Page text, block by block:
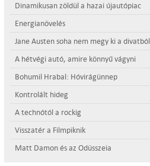
Dinamikusan zöldül a hazai újautópiac
Energianövelés
Jane Austen soha nem megy ki a divatból
A hétvégi autó, amire könnyű vágyni
Bohumil Hrabal: Hóvirágünnep
Kontrolált hideg
A technótól a rockig
Visszatér a Filmpiknik
Matt Damon és az Odüsszeia